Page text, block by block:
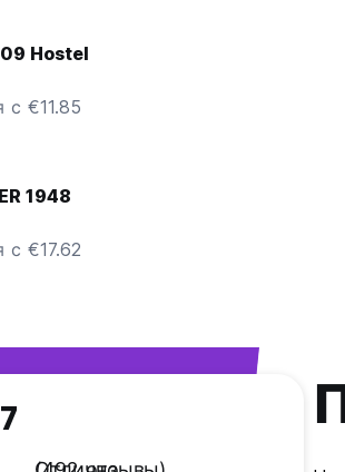
Hostel
с €11.85
1948
с €17.62